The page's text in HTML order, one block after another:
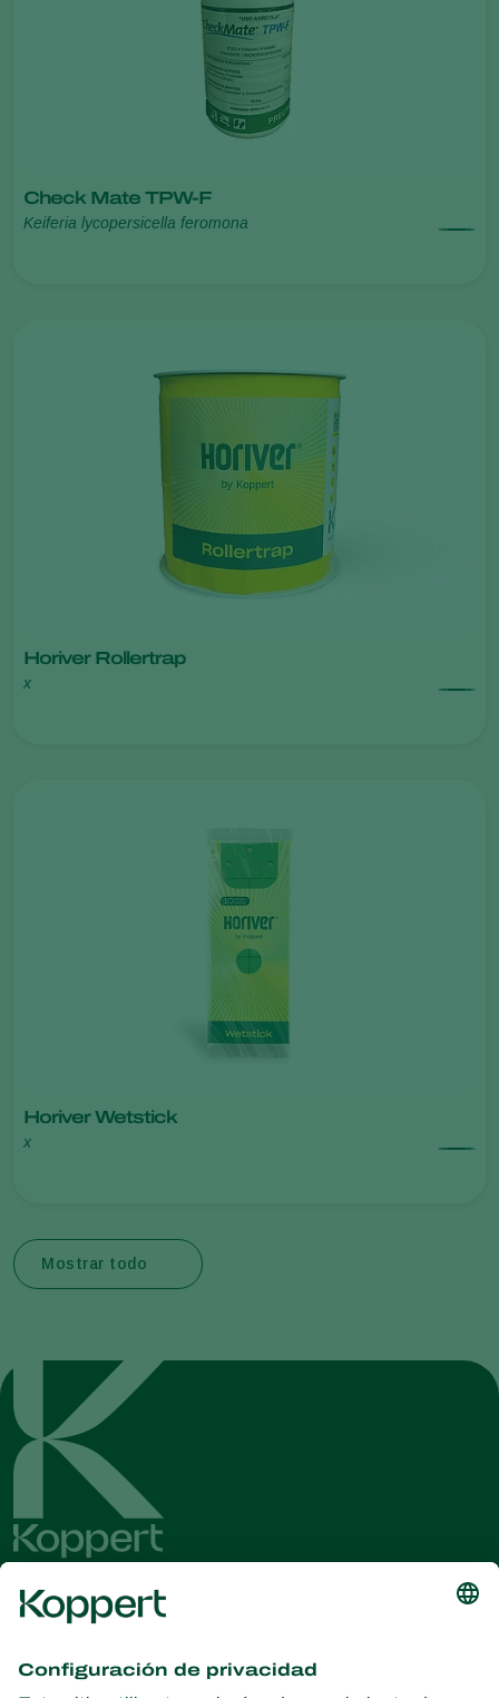
Check Mate TPW-F
Keiferia lycopersicella feromona
Horiver Rollertrap
x
Horiver Wetstick
x
Mostrar todo
información